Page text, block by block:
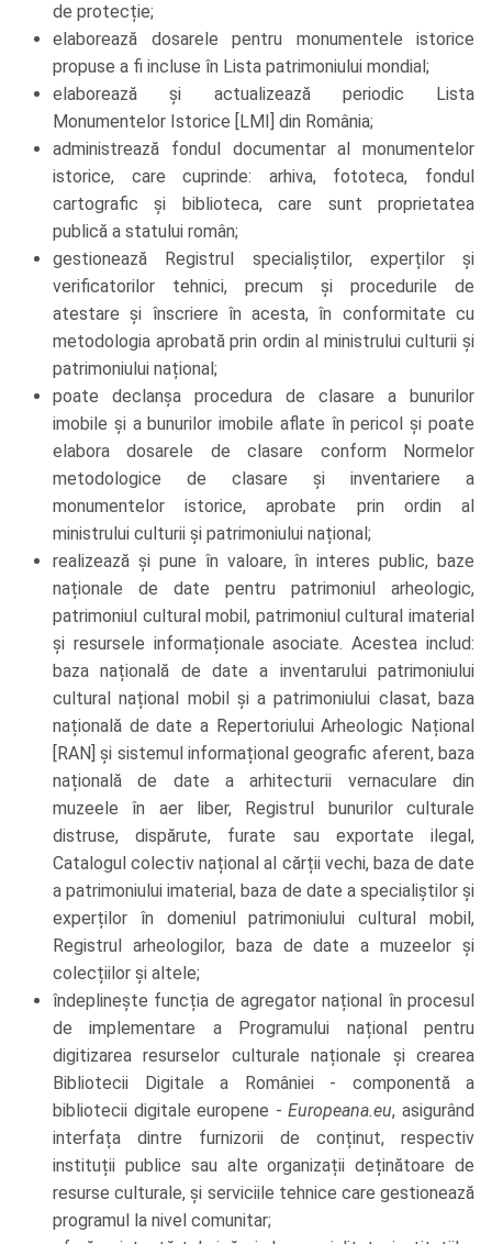
de protecție;
elaborează dosarele pentru monumentele istorice
propuse a fi incluse în Lista patrimoniului mondial;
elaborează și actualizează periodic Lista
Monumentelor Istorice [LMI] din România;
administrează fondul documentar al monumentelor
istorice, care cuprinde: arhiva, fototeca, fondul
cartografic și biblioteca, care sunt proprietatea
publică a statului român;
gestionează Registrul specialiștilor, experților și
verificatorilor tehnici, precum și procedurile de
atestare și înscriere în acesta, în conformitate cu
metodologia aprobată prin ordin al ministrului culturii și
patrimoniului național;
poate declanșa procedura de clasare a bunurilor
imobile și a bunurilor imobile aflate în pericol și poate
elabora dosarele de clasare conform Normelor
metodologice de clasare și inventariere a
monumentelor istorice, aprobate prin ordin al
ministrului culturii și patrimoniului național;
realizează și pune în valoare, în interes public, baze
naționale de date pentru patrimoniul arheologic,
patrimoniul cultural mobil, patrimoniul cultural imaterial
și resursele informaționale asociate. Acestea includ:
baza națională de date a inventarului patrimoniului
cultural național mobil și a patrimoniului clasat, baza
națională de date a Repertoriului Arheologic Național
[RAN] și sistemul informațional geografic aferent, baza
națională de date a arhitecturii vernaculare din
muzeele în aer liber, Registrul bunurilor culturale
distruse, dispărute, furate sau exportate ilegal,
Catalogul colectiv național al cărții vechi, baza de date
a patrimoniului imaterial, baza de date a specialiștilor și
experților în domeniul patrimoniului cultural mobil,
Registrul arheologilor, baza de date a muzeelor și
colecțiilor și altele;
îndeplinește funcția de agregator național în procesul
de implementare a Programului național pentru
digitizarea resurselor culturale naționale și crearea
Bibliotecii Digitale a României - componentă a
bibliotecii digitale europene -Europeana.eu, asigurând
interfața dintre furnizorii de conținut, respectiv
instituții publice sau alte organizații deținătoare de
resurse culturale, și serviciile tehnice care gestionează
programul la nivel comunitar;